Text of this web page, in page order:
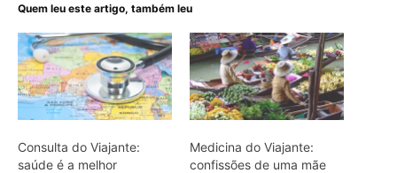
Quem leu este artigo, também leu
Consulta do Viajante:
saúde é a melhor
Medicina do Viajante:
confissões de uma mãe